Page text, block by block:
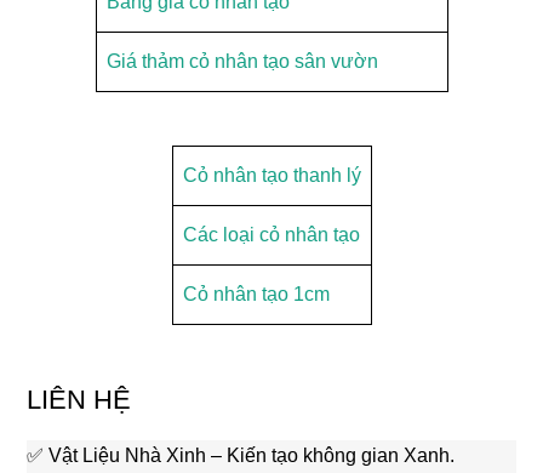
Giá thảm cỏ nhân tạo sân vườn
Cỏ nhân tạo thanh lý
Các loại cỏ nhân tạo
Cỏ nhân tạo 1cm
LIÊN HỆ
✅ Vật Liệu Nhà Xinh – Kiến tạo không gian Xanh.